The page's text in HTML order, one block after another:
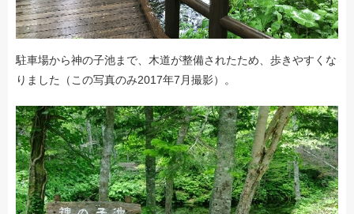
駐車場から神の子池まで、木道が整備されたため、歩きやすくな
りました（この写真のみ2017年7月撮影）。